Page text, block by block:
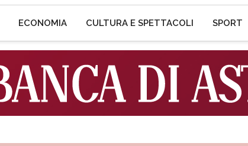
ECONOMIA CULTURA E SPETTACOLI SPORT